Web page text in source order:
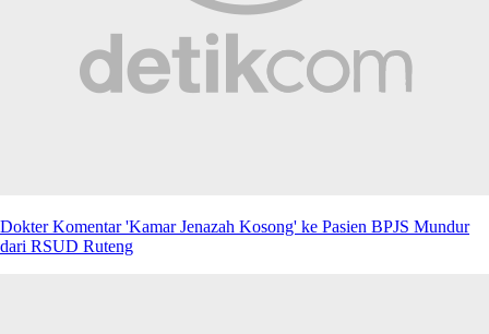
Dokter Komentar 'Kamar Jenazah Kosong' ke Pasien BPJS Mundur
dari RSUD Ruteng